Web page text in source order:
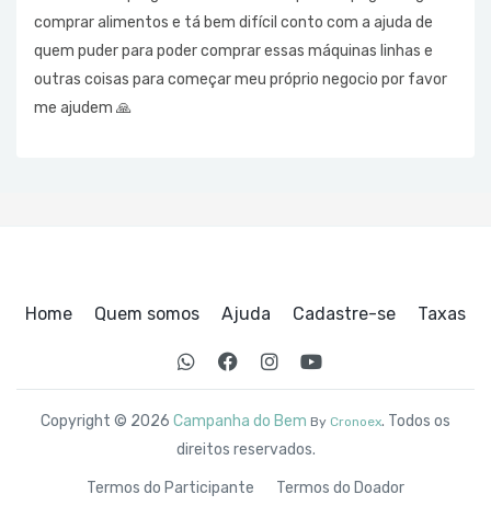
comprar alimentos e tá bem difícil conto com a ajuda de
quem puder para poder comprar essas máquinas linhas e
outras coisas para começar meu próprio negocio por favor
me ajudem 🙏
Home Quem somos Ajuda Cadastre-se Taxas
Copyright © 2026 Campanha do Bem By Cronoex. Todos os
direitos reservados.
Termos do Participante Termos do Doador